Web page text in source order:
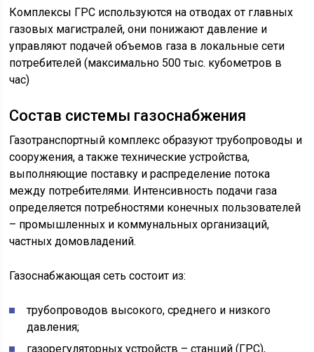
Комплексы ГРС используются на отводах от главных
газовых магистралей, они понижают давление и
управляют подачей объемов газа в локальные сети
потребителей (максимально 500 тыс. кубометров в
час)
Состав системы газоснабжения
Газотранспортный комплекс образуют трубопроводы и
сооружения, а также технические устройства,
выполняющие поставку и распределение потока
между потребителями. Интенсивность подачи газа
определяется потребностями конечных пользователей
– промышленных и коммунальных организаций,
частных домовладений.
Газоснабжающая сеть состоит из:
трубопроводов высокого, среднего и низкого
давления;
газорегуляторных устройств – станций (ГРС),